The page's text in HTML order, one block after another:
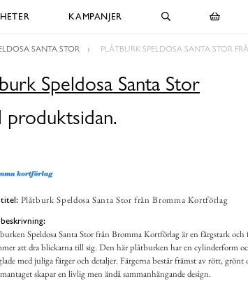
KAMPANJER
SANTA STOR PLÅTBURK SPELDOSA SANTA STOR
Speldosa Santa Stor
Plåtburk Speldosa Santa Stor från Bromma Kortförlag
Speldosa Santa Stor från Bromma Kortförlag är en färgstark
att dra blickarna till sig. Den här plåtburken har en cylinderform
med juliga färger och detaljer. Färgerna består främst av rött, grönt
skapar en livlig men ändå sammanhängande design.